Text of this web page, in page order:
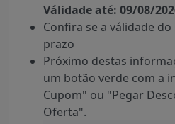
Válidade até: 09/08/
Confira se a válidade
prazo
Próximo destas
um botão verde com a
Cupom" ou "Pegar
Oferta".